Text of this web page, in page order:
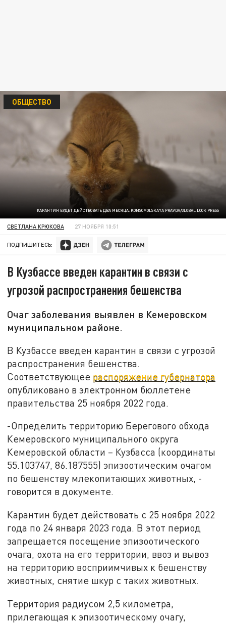
КАРАНТИН БУДЕТ ДЕЙСТВОВАТЬ ДВА МЕСЯЦА. KOMSOMOLSKAYA PRAVDA/GLOBAL LOOK PRESS
ОБЩЕСТВО
СВЕТЛАНА КРЮКОВА 27 НОЯБРЯ 10:51
ПОДПИШИТЕСЬ:
В Кузбассе введен карантин в связи с
угрозой распространения бешенства
Очаг заболевания выявлен в Кемеровском
муниципальном районе.
В Кузбассе введен карантин в связи с угрозой
распространения бешенства.
Соответствующее распоряжение губернатора
опубликовано в электронном бюллетене
правительства 25 ноября 2022 года.
-Определить территорию Берегового обхода
Кемеровского муниципального округа
Кемеровской области – Кузбасса (координаты
55.103747, 86.187555) эпизоотическим очагом
по бешенству млекопитающих животных, -
говорится в документе.
Карантин будет действовать с 25 ноября 2022
года по 24 января 2023 года. В этот период
запрещается посещение эпизоотического
очага, охота на его территории, ввоз и вывоз
на территорию восприимчивых к бешенству
животных, снятие шкур с таких животных.
Территория радиусом 2,5 километра,
прилегающая к эпизоотическому очагу,